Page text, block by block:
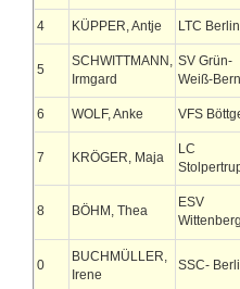
4 KÜPPER, Antje LTC Berlin
5
SCHWITTMANN,
Irmgard
SV Grün-
Weiß-
6 WOLF, Anke VFS
7 KRÖGER, Maja
LC
8 BÖHM, Thea
ESV
0
BUCHMÜLLER,
Irene
SSC-